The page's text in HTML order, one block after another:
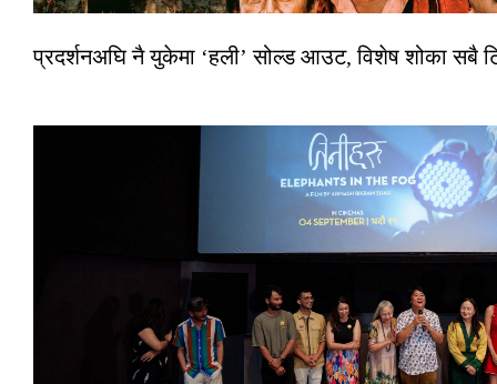
प्रदर्शनअघि नै युकेमा ‘हली’ सोल्ड आउट, विशेष शोका सबै